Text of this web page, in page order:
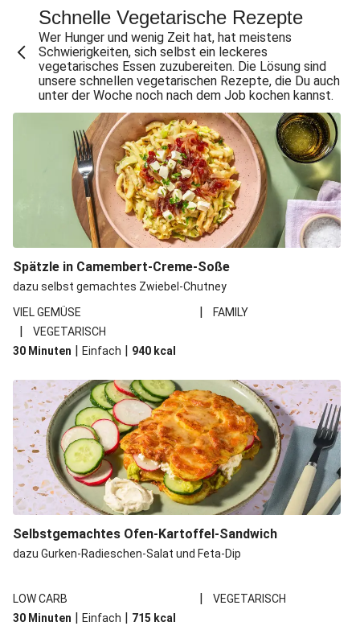
Scharfe Linsensuppe mit Bio-Feta und veganen
Filetstücken
Scharfe Marokkanische Linsensuppe mit Bio-Feta
Vegane Beyond Meat Frikadelle mit Zwiebelsoße
Spätzle in Camembert-Creme-Soße
One Pan: Pikante Reispfanne nach Jambalaya-Art
Schnelle Vegetarische Rezepte
Wer Hunger und wenig Zeit hat, hat meistens
Schwierigkeiten, sich selbst ein leckeres
vegetarisches Essen zuzubereiten. Die Lösung sind
unsere schnellen vegetarischen Rezepte, die Du auch
unter der Woche noch nach dem Job kochen kannst.
Spätzle in Camembert-Creme-Soße
dazu selbst gemachtes Zwiebel-Chutney
VIEL GEMÜSE
| FAMILY
|
VEGETARISCH
30 Minuten | Einfach | 940 kcal
Selbstgemachtes Ofen-Kartoffel-Sandwich
dazu Gurken-Radieschen-Salat und Feta-Dip
LOW CARB |
VEGETARISCH
30 Minuten | Einfach | 715 kcal